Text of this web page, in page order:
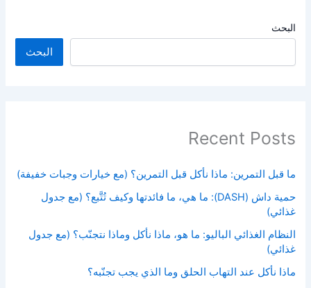
البحث
البحث
Recent Posts
ما قبل التمرين: ماذا نأكل قبل التمرين؟ (مع خيارات وجبات خفيفة)
حمية داش (DASH): ما هي، ما فائدتها وكيف تُتَّبع؟ (مع جدول
غذائي)
النظام الغذائي الباليو: ما هو، ماذا نأكل وماذا نتجنّب؟ (مع جدول
غذائي)
ماذا نأكل عند التهاب الحلق وما الذي يجب تجنّبه؟